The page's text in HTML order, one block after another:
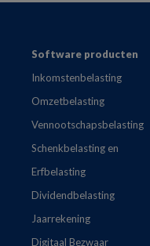
FooterSoftware producten
Inkomstenbelasting
Omzetbelasting
Vennootschapsbelasting
Schenkbelasting en
Erfbelasting
Dividendbelasting
Jaarrekening
Digitaal Bezwaar